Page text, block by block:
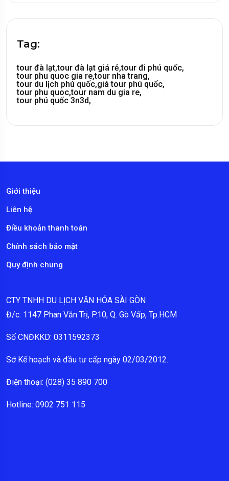
Tag:
tour đà lạt,tour đà lạt giá rẻ,tour đi phú quốc,
tour phu quoc gia re,tour nha trang,
tour du lịch phú quốc,giá tour phú quốc,
tour phu quoc,tour nam du gia re,
tour phú quốc 3n3d,
Giới thiệu
Liên hệ
Điều khoản thanh toán
Chính sách bảo mật
Quy định chung
CTY TNHH DU LỊCH VĂN HÓA SÀI GÒN
Đ/c: 1147 Phan Văn Trị, P.10, Q. Gò Vấp, Tp.HCM
Số CNĐKKD: 0311592373
Sở Kế hoạch và đầu tư cấp ngày 02/03/2012.
Điện thoại: (028) 35 890 700
Hotline: 0902 751 115